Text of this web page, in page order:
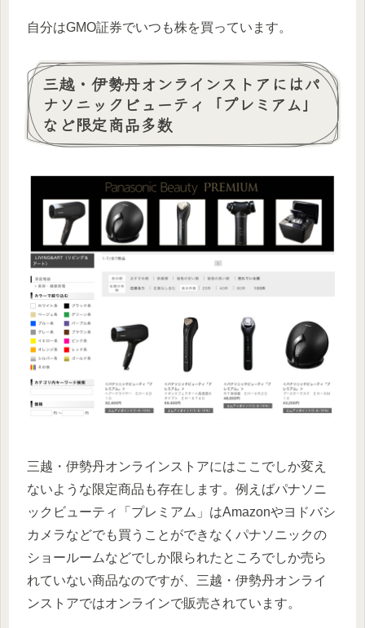
自分はGMO証券でいつも株を買っています。
三越・伊勢丹オンラインストアにはパ
ナソニックビューティ「プレミアム」
など限定商品多数
三越・伊勢丹オンラインストアにはここでしか変え
ないような限定商品も存在します。例えばパナソニ
ックビューティ「プレミアム」はAmazonやヨドバシ
カメラなどでも買うことができなくパナソニックの
ショールームなどでしか限られたところでしか売ら
れていない商品なのですが、三越・伊勢丹オンライ
ンストアではオンラインで販売されています。